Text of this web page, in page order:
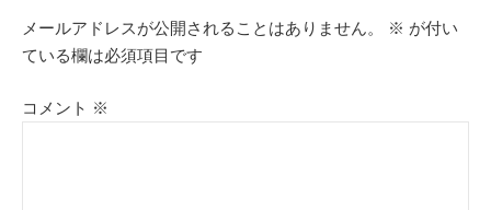
メールアドレスが公開されることはありません。 ※ が付い
ている欄は必須項目です
コメント ※